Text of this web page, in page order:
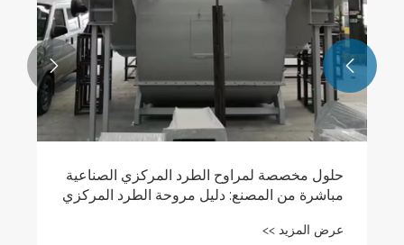
حلول مخصصة لمراوح الطرد المركزي الصناعية
مباشرة من المصنع: دليل مروحة الطرد المركزي
عرض المزيد >>

